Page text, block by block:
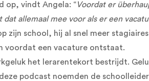
op, vindt Angela: “Voordat er
allemaal mee voor als er een
zijn school, hij al snel meer
voordat een vacature ontstaat.
het lerarentekort bestrijdt.
podcast noemden de